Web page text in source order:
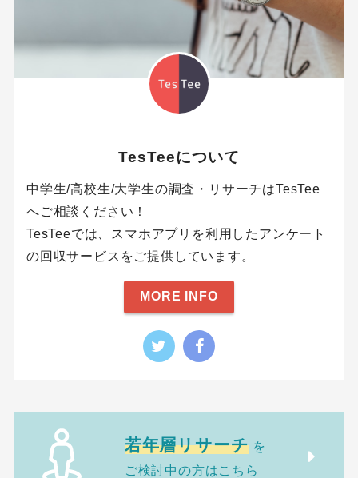
TesTeeについて
中学生/高校生/大学生の調査・リサーチはTesTee
へご相談ください！
TesTeeでは、スマホアプリを利用したアンケート
の回収サービスをご提供しています。
MORE INFO
若年層リサーチ を
ご検討中の方はこちら